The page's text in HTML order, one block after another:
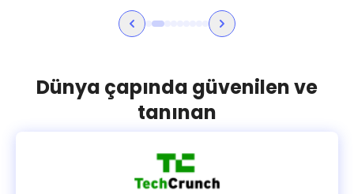
Dünya çapında güvenilen ve
tanınan